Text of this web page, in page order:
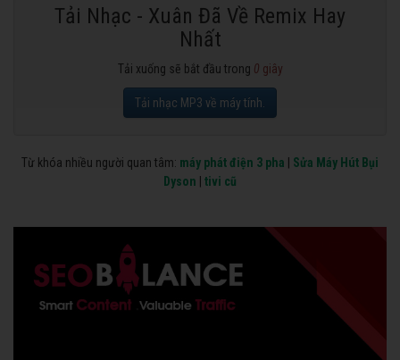
Tải Nhạc - Xuân Đã Về Remix Hay
Nhất
Tải xuống sẽ bắt đầu trong 0 giây
Tải nhạc MP3 về máy tính.
Từ khóa nhiều người quan tâm: máy phát điện 3 pha
Sửa Máy Hút Bụi
Dyson
tivi cũ